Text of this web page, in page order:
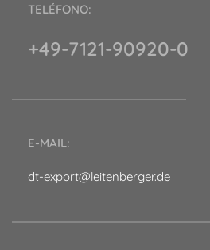
TELÉFONO:
+49-7121-90920-0
E-MAIL:
dt-export@leitenberger.de